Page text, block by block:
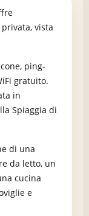
vista
ping-
gratuito.
in
Spiaggia di
di una
da letto, un
cucina
e